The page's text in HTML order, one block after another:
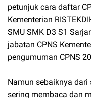
petunjuk cara daftar
Kementerian
SMU SMK D3 S1
jabatan CPNS
pengumuman CPNS
Namun sebaiknya dari
sering membaca dan